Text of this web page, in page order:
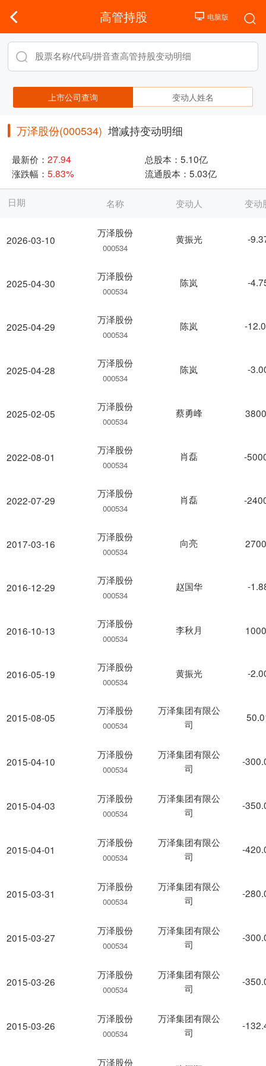
高管持股
上市公司查询 变动人姓名
万泽股份(000534) 增减持变动明细
最新价： 27.94 总股本： 5.10亿
涨跌幅： 5.83% 流通股本： 5.03亿
日期
2026-03-10
2025-04-30
2025-04-29
2025-04-28
2025-02-05
2022-08-01
2022-07-29
2017-03-16
2016-12-29
2016-10-13
2016-05-19
2015-08-05
2015-04-10
2015-04-03
2015-04-01
2015-03-31
2015-03-27
2015-03-26
2015-03-26
名称 变动人 变动
万泽股份
000534
黄振光 -
万泽股份
000534
陈岚 -
万泽股份
000534
陈岚 -
万泽股份
000534
陈岚 -
万泽股份
000534
蔡勇峰
万泽股份
000534
肖磊 -
万泽股份
000534
肖磊 -
万泽股份
000534
向亮
万泽股份
000534
赵国华 -
万泽股份
000534
李秋月
万泽股份
000534
黄振光 -
万泽股份
000534
万泽集团有限公
司
万泽股份
000534
万泽集团有限公
司
-
万泽股份
000534
万泽集团有限公
司
-
万泽股份
000534
万泽集团有限公
司
-
万泽股份
000534
万泽集团有限公
司
-
万泽股份
000534
万泽集团有限公
司
-
万泽股份
000534
万泽集团有限公
司
-
万泽股份
000534
万泽集团有限公
司
-
万泽股份